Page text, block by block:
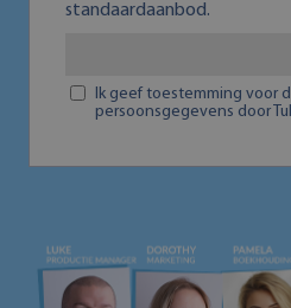
standaardaanbod.
Ik geef toestemming voor
persoonsgegevens door